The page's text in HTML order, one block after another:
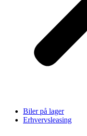
Biler på lager
Erhvervsleasing